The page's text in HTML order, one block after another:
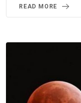
READ MORE